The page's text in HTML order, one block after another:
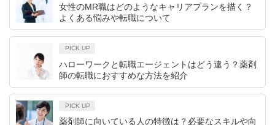
女性のMR職はどのようなキャリアプランを描く？
よくある悩みや転職について
PICK UP
ハローワークと転職エージェントはどう違う？薬剤
師の転職におすすめな方法を紹介
PICK UP
薬剤師に向いている人の特徴は？必要なスキルや向